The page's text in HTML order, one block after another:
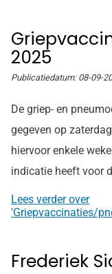
2025
Publicatiedatum: 08-09-
De griep- en
gegeven op
hiervoor enkele
indicatie heeft voor
Lees verderover
'Griepvaccinaties/
Frederiek